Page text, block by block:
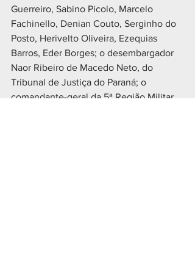
Guerreiro, Sabino Picolo, Marcelo
Fachinello, Denian Couto, Serginho do
Posto, Herivelto Oliveira, Ezequias
Barros, Eder Borges; o desembargador
Naor Ribeiro de Macedo Neto, do
Tribunal de Justiça do Paraná; o
comandante-geral da 5ª Região Militar,